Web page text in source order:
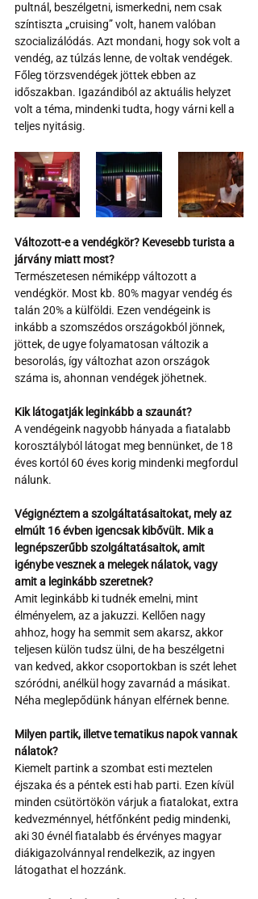
pultnál, beszélgetni, ismerkedni, nem csak
színtiszta „cruising” volt, hanem valóban
szocializálódás. Azt mondani, hogy sok volt a
vendég, az túlzás lenne, de voltak vendégek.
Főleg törzsvendégek jöttek ebben az
időszakban. Igazándiból az aktuális helyzet
volt a téma, mindenki tudta, hogy várni kell a
teljes nyitásig.
Változott-e a vendégkör? Kevesebb turista a
járvány miatt most?
Természetesen némiképp változott a
vendégkör. Most kb. 80% magyar vendég és
talán 20% a külföldi. Ezen vendégeink is
inkább a szomszédos országokból jönnek,
jöttek, de ugye folyamatosan változik a
besorolás, így változhat azon országok
száma is, ahonnan vendégek jöhetnek.
Kik látogatják leginkább a szaunát?
A vendégeink nagyobb hányada a fiatalabb
korosztályból látogat meg bennünket, de 18
éves kortól 60 éves korig mindenki megfordul
nálunk.
Végignéztem a szolgáltatásaitokat, mely az
elmúlt 16 évben igencsak kibővült. Mik a
legnépszerűbb szolgáltatásaitok, amit
igénybe vesznek a melegek nálatok, vagy
amit a leginkább szeretnek?
Amit leginkább ki tudnék emelni, mint
élményelem, az a jakuzzi. Kellően nagy
ahhoz, hogy ha semmit sem akarsz, akkor
teljesen külön tudsz ülni, de ha beszélgetni
van kedved, akkor csoportokban is szét lehet
szóródni, anélkül hogy zavarnád a másikat.
Néha meglepődünk hányan elférnek benne.
Milyen partik, illetve tematikus napok vannak
nálatok?
Kiemelt partink a szombat esti meztelen
éjszaka és a péntek esti hab parti. Ezen kívül
minden csütörtökön várjuk a fiatalokat, extra
kedvezménnyel, hétfőnként pedig mindenki,
aki 30 évnél fiatalabb és érvényes magyar
diákigazolvánnyal rendelkezik, az ingyen
látogathat el hozzánk.